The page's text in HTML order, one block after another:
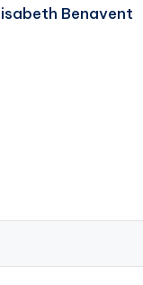
Benavent